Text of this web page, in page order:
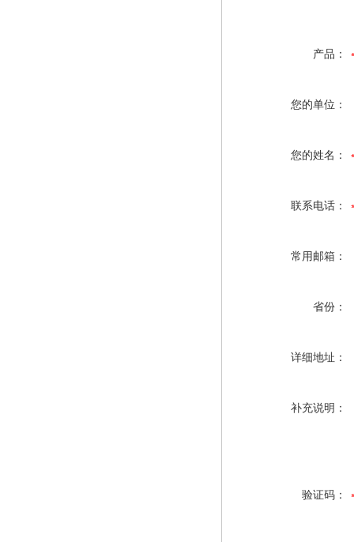
产品：
您的单位：
您的姓名：
联系电话：
常用邮箱：
省份：
详细地址：
补充说明：
验证码：